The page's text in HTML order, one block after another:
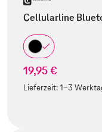
Cellularline
19,95 €
Lieferzeit:1-3